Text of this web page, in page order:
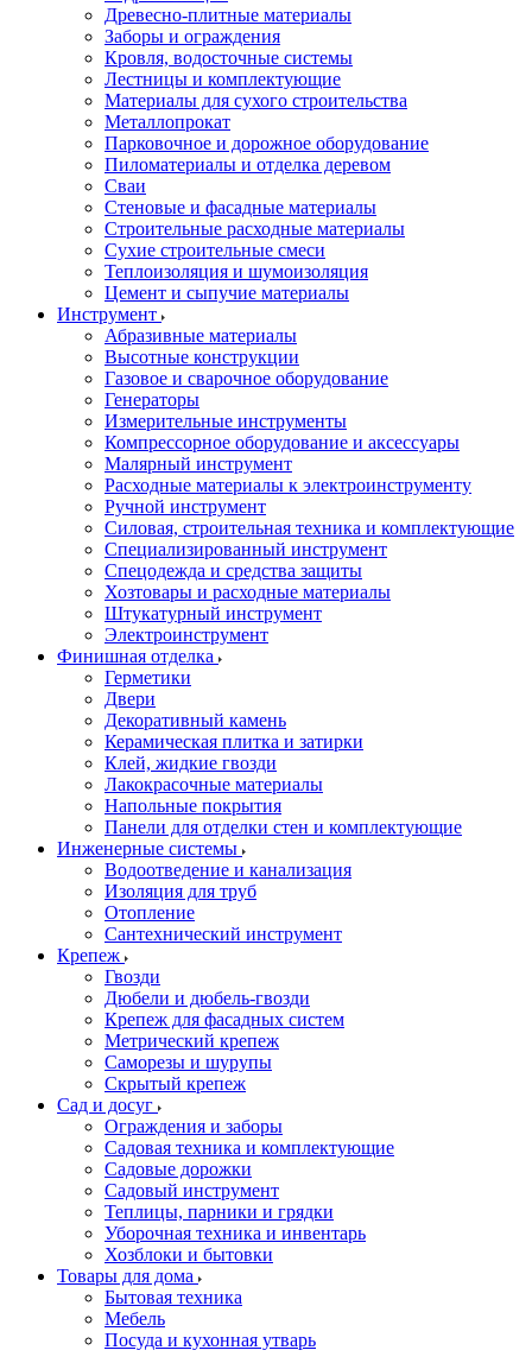
Древесно-плитные материалы
Заборы и ограждения
Кровля, водосточные системы
Лестницы и комплектующие
Материалы для сухого строительства
Металлопрокат
Парковочное и дорожное оборудование
Пиломатериалы и отделка деревом
Сваи
Стеновые и фасадные материалы
Строительные расходные материалы
Сухие строительные смеси
Теплоизоляция и шумоизоляция
Цемент и сыпучие материалы
Инструмент
Абразивные материалы
Высотные конструкции
Газовое и сварочное оборудование
Генераторы
Измерительные инструменты
Компрессорное оборудование и аксессуары
Малярный инструмент
Расходные материалы к электроинструменту
Ручной инструмент
Силовая, строительная техника и комплектующие
Специализированный инструмент
Спецодежда и средства защиты
Хозтовары и расходные материалы
Штукатурный инструмент
Электроинструмент
Финишная отделка
Герметики
Двери
Декоративный камень
Керамическая плитка и затирки
Клей, жидкие гвозди
Лакокрасочные материалы
Напольные покрытия
Панели для отделки стен и комплектующие
Инженерные системы
Водоотведение и канализация
Изоляция для труб
Отопление
Сантехнический инструмент
Крепеж
Гвозди
Дюбели и дюбель-гвозди
Крепеж для фасадных систем
Метрический крепеж
Саморезы и шурупы
Скрытый крепеж
Сад и досуг
Ограждения и заборы
Садовая техника и комплектующие
Садовые дорожки
Садовый инструмент
Теплицы, парники и грядки
Уборочная техника и инвентарь
Хозблоки и бытовки
Товары для дома
Бытовая техника
Мебель
Посуда и кухонная утварь